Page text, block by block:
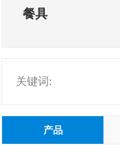
餐具
关键词:
产品